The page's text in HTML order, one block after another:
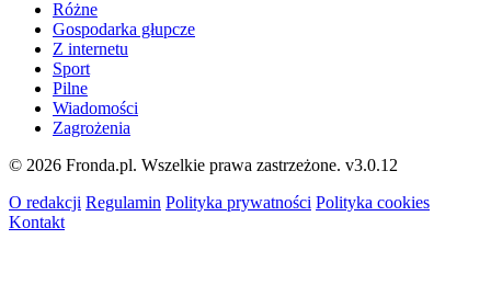
Różne
Gospodarka głupcze
Z internetu
Sport
Pilne
Wiadomości
Zagrożenia
© 2026 Fronda.pl. Wszelkie prawa zastrzeżone. v3.0.12
O redakcji Regulamin Polityka prywatności Polityka cookies
Kontakt